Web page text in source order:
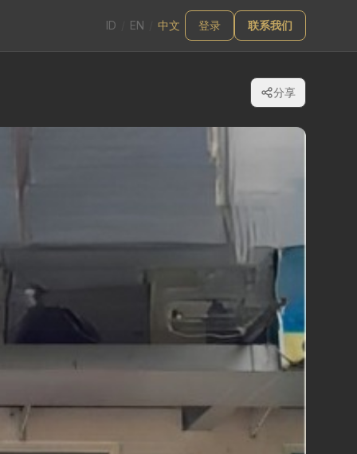
ID EN 中文 登录 联系我们
分享